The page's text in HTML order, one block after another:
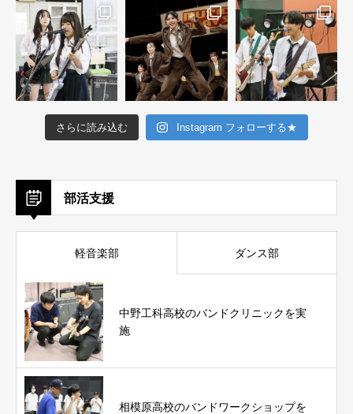
さらに読み込む Instagram フォローする★
部活支援
軽音楽部 ダンス部
中野工科高校のバンドクリニックを実
施
相模原高校のバンドワークショップを